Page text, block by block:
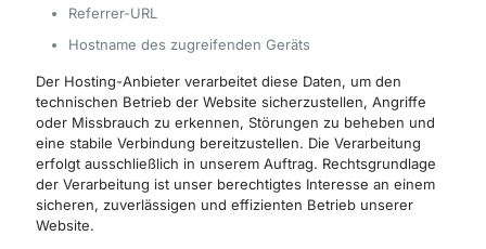
Referrer-URL
Hostname des zugreifenden Geräts
Der Hosting-Anbieter verarbeitet diese Daten, um den
technischen Betrieb der Website sicherzustellen, Angriffe
oder Missbrauch zu erkennen, Störungen zu beheben und
eine stabile Verbindung bereitzustellen. Die Verarbeitung
erfolgt ausschließlich in unserem Auftrag. Rechtsgrundlage
der Verarbeitung ist unser berechtigtes Interesse an einem
sicheren, zuverlässigen und effizienten Betrieb unserer
Website.